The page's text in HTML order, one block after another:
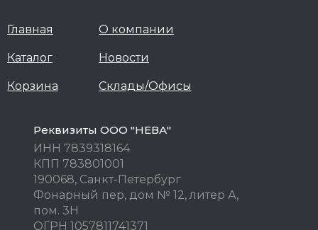
Главная
Каталог
Корзина
О компании
Новости
Склады/Офисы
Реквизиты ООО "НЕВА"
ИНН 7839318164
КПП 783801001
190068, Санкт-Петербург
Фонарный пер, дом № 12, литер А,
пом. 3Н
ОГРН 1057811741371